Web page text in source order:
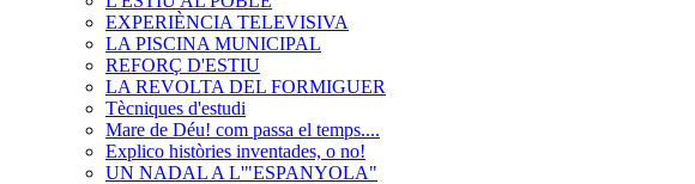
EXPERIÈNCIA TELEVISIVA
LA PISCINA MUNICIPAL
REFORÇ D'ESTIU
LA REVOLTA DEL FORMIGUER
Tècniques d'estudi
Mare de Déu! com passa el temps....
Explico històries inventades, o no!
UN NADAL A L'"ESPANYOLA"